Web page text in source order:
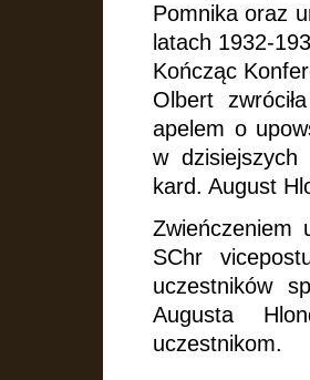
Pomnika oraz
latach 1932-
Kończąc
Olbert
apelem o
w dzisiejszych
kard. August
Zwieńczeniem
SChr
uczestników
Augusta
uczestnikom.